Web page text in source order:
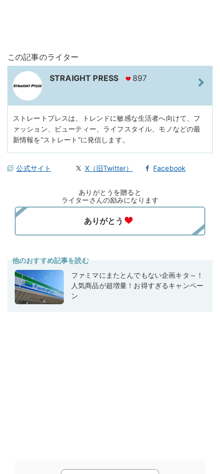
この記事のライター
STRAIGHT PRESS 897
ストレートプレスは、トレンドに敏感な生活者へ向けて、フ
ァッション、ビューティー、ライフスタイル、モノなどの最
新情報を“ストレート”に発信します。
公式サイト X（旧Twitter） Facebook
ありがとうを贈ると
ライターさんの励みになります
他のおすすめ記事を読む
ファミマにまたとんでもない企画キタ～！
人気商品が超増量！お得すぎるキャンペー
ン